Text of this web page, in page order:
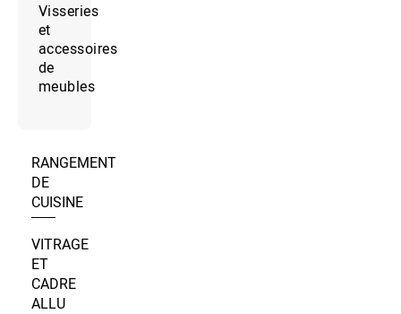
Visseries
et
accessoires
de
meubles
RANGEMENT
DE
CUISINE
VITRAGE
ET
CADRE
ALLU